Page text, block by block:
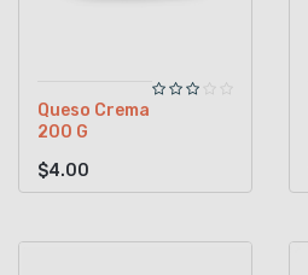
Queso Crema
200 G
$4.00